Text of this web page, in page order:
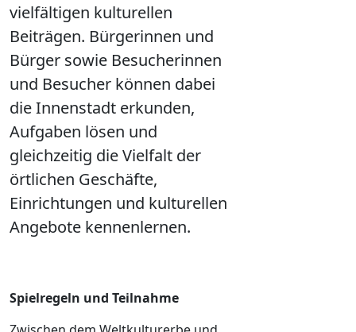
vielfältigen kulturellen
Beiträgen. Bürgerinnen und
Bürger sowie Besucherinnen
und Besucher können dabei
die Innenstadt erkunden,
Aufgaben lösen und
gleichzeitig die Vielfalt der
örtlichen Geschäfte,
Einrichtungen und kulturellen
Angebote kennenlernen.
Spielregeln und Teilnahme